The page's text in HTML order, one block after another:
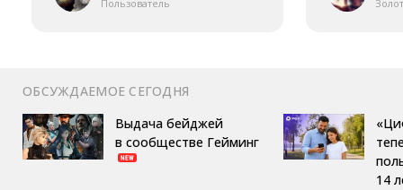
Пользователь
ОБСУЖДАЕМОЕ СЕГОДНЯ
Выдача бейджей
в сообществе Гейминг
14